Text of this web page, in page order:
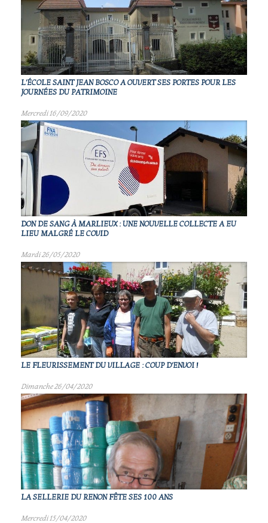
L'ÉCOLE SAINT JEAN BOSCO A OUVERT SES PORTES POUR LES
JOURNÉES DU PATRIMOINE
Mercredi 16/09/2020
DON DE SANG À MARLIEUX : UNE NOUVELLE COLLECTE A EU
LIEU MALGRÉ LE COVID
Mardi 26/05/2020
LE FLEURISSEMENT DU VILLAGE : COUP D'ENVOI !
Dimanche 26/04/2020
LA SELLERIE DU RENON FÊTE SES 100 ANS
Mercredi 15/04/2020